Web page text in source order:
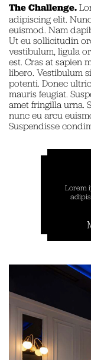
The Challenge.
adipiscing elit.
euismod. Nam
Ut eu sollicitudin
vestibulum, ligula
est. Cras at sapien
libero. Vestibulum
potenti. Donec
mauris feugiat.
amet fringilla urna.
nunc eu arcu
Suspendisse
Lorem